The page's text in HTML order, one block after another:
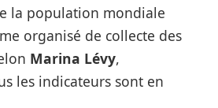
la population mondiale
organisé de collecte des
Marina Lévy,
les indicateurs sont en